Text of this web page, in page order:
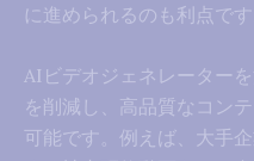
に進められるのも利点です
AIビデオジェネレーター
を削減し、高品質なコン
可能です。例えば、大手